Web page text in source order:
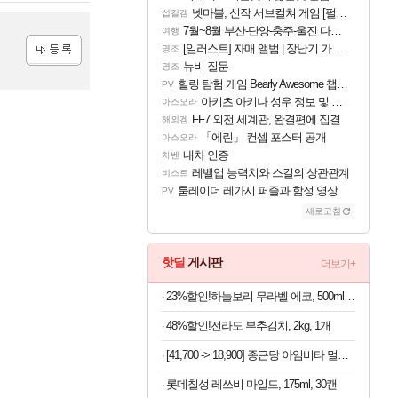
섭컬겜 넷마블, 신작 서브컬쳐 게임 [펄 인 블루] 티저 사이트 오픈
여행 7월~8월 부산-단양-충주-울진 다녀왔어요~
명조 [일러스트] 자매 앨범 | 장난기 가득한 오후의 공원 (리메이크판)
명조 뉴비 질문
PV 힐링 탐험 게임 Bearly Awesome 챕터 1 트레일러
아스오라 아키츠 아키나 성우 정보 및 주요 필모
해외겜 FF7 외전 세계관, 완결편에 집결
아스오라 「에린」 컨셉 포스터 공개
차벤 내차 인증
비스트 레벨업 능력치와 스킬의 상관관계
PV 툼레이더 레가시 퍼즐과 함정 영상
새로고침
핫딜 게시판 더보기+
23%할인!하늘보리 무라벨 에코, 500ml, 20개
48%할인!전라도 부추김치, 2kg, 1개
[41,700 -> 18,900] 종근당 아임비타 멀티비타민 30정 x 3박스
롯데칠성 레쓰비 마일드, 175ml, 30캔